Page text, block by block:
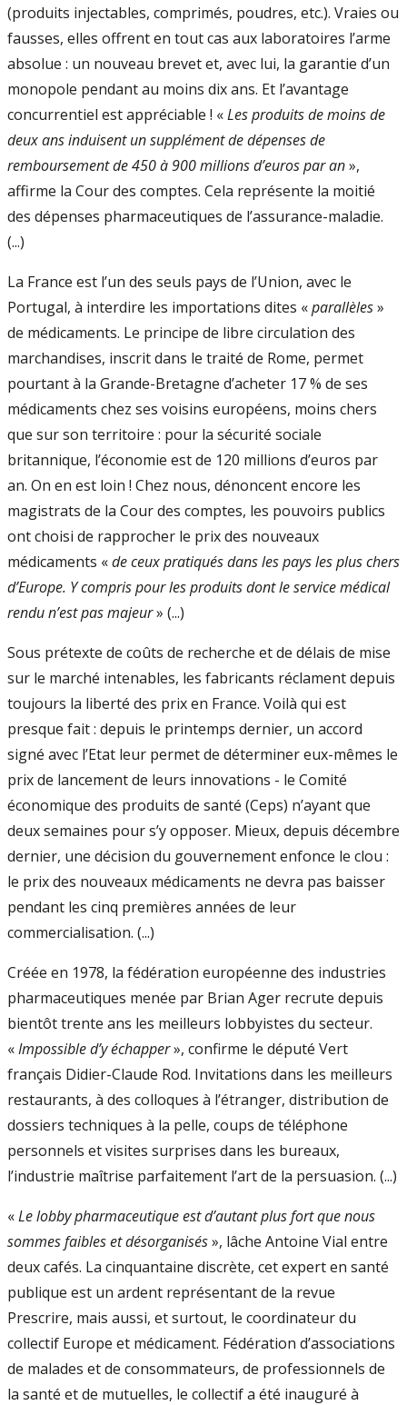
(produits injectables, comprimés, poudres, etc.). Vraies ou
fausses, elles offrent en tout cas aux laboratoires l’arme
absolue : un nouveau brevet et, avec lui, la garantie d’un
monopole pendant au moins dix ans. Et l’avantage
concurrentiel est appréciable ! «Les produits de moins de
deux ans induisent un supplément de dépenses de
remboursement de 450 à 900 millions d’euros par an»,
affirme la Cour des comptes. Cela représente la moitié
des dépenses pharmaceutiques de l’assurance-maladie.
(...)
La France est l’un des seuls pays de l’Union, avec le
Portugal, à interdire les importations dites «parallèles»
de médicaments. Le principe de libre circulation des
marchandises, inscrit dans le traité de Rome, permet
pourtant à la Grande-Bretagne d’acheter 17 % de ses
médicaments chez ses voisins européens, moins chers
que sur son territoire : pour la sécurité sociale
britannique, l’économie est de 120 millions d’euros par
an. On en est loin ! Chez nous, dénoncent encore les
magistrats de la Cour des comptes, les pouvoirs publics
ont choisi de rapprocher le prix des nouveaux
médicaments «de ceux pratiqués dans les pays les plus chers
d’Europe. Y compris pour les produits dont le service médical
rendu n’est pas majeur» (...)
Sous prétexte de coûts de recherche et de délais de mise
sur le marché intenables, les fabricants réclament depuis
toujours la liberté des prix en France. Voilà qui est
presque fait : depuis le printemps dernier, un accord
signé avec l’Etat leur permet de déterminer eux-mêmes le
prix de lancement de leurs innovations - le Comité
économique des produits de santé (Ceps) n’ayant que
deux semaines pour s’y opposer. Mieux, depuis décembre
dernier, une décision du gouvernement enfonce le clou :
le prix des nouveaux médicaments ne devra pas baisser
pendant les cinq premières années de leur
commercialisation. (...)
Créée en 1978, la fédération européenne des industries
pharmaceutiques menée par Brian Ager recrute depuis
bientôt trente ans les meilleurs lobbyistes du secteur.
«Impossible d’y échapper», confirme le député Vert
français Didier-Claude Rod. Invitations dans les meilleurs
restaurants, à des colloques à l’étranger, distribution de
dossiers techniques à la pelle, coups de téléphone
personnels et visites surprises dans les bureaux,
l’industrie maîtrise parfaitement l’art de la persuasion. (...)
«Le lobby pharmaceutique est d’autant plus fort que nous
sommes faibles et désorganisés», lâche Antoine Vial entre
deux cafés. La cinquantaine discrète, cet expert en santé
publique est un ardent représentant de la revue
Prescrire, mais aussi, et surtout, le coordinateur du
collectif Europe et médicament. Fédération d’associations
de malades et de consommateurs, de professionnels de
la santé et de mutuelles, le collectif a été inauguré à